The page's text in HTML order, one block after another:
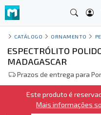
CATÁLOGO ORNAMENTO
ESPECTRÓLITO
MADAGASCAR
Prazos de entrega para
Este produto é
Mais informações